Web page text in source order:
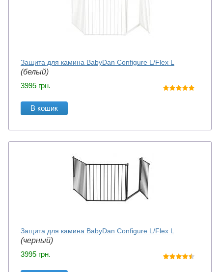
Защита для камина BabyDan Configure L/Flex L
(белый)
3995 грн.
В кошик
Защита для камина BabyDan Configure L/Flex L
(черный)
3995 грн.